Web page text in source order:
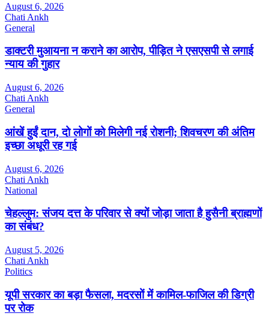
August 6, 2026
Chati Ankh
General
डाक्टरी मुआयना न कराने का आरोप, पीड़ित ने एसएसपी से लगाई
न्याय की गुहार
August 6, 2026
Chati Ankh
General
आंखें हुईं दान, दो लोगों को मिलेगी नई रोशनी; शिवचरण की अंतिम
इच्छा अधूरी रह गई
August 6, 2026
Chati Ankh
National
चेहल्लुम: संजय दत्त के परिवार से क्यों जोड़ा जाता है हुसैनी ब्राह्मणों
का संबंध?
August 5, 2026
Chati Ankh
Politics
यूपी सरकार का बड़ा फैसला, मदरसों में कामिल-फाजिल की डिग्री
पर रोक